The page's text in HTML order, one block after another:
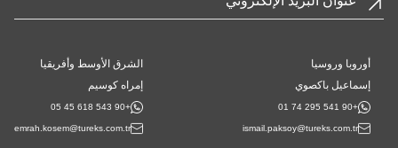
الإلكتروني
أوروبا وروسيا
إسماعيل باكصوي
+90 541 295 74 01
ismail.paksoy@tureks.com.tr
الشرق الأوسط وأفريقيا
إمراه كوسيم
+90 543 618 45 05
emrah.kosem@tureks.com.tr